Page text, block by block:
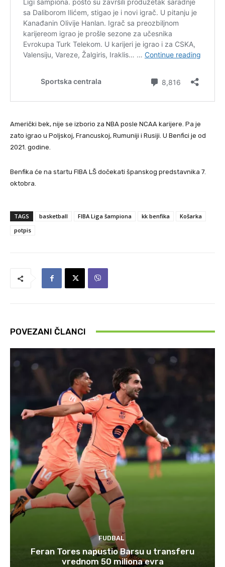
Američki bek, nije se izborio za NBA posle NCAA karijere. Pa je
zato igrao u Poljskoj, Francuskoj, Rumuniji i Rusiji. U Benfici je od
2021. godine.
Benfika će na startu FIBA LŠ dočekati španskog predstavnika 7.
oktobra.
TAGS basketball FIBA Liga šampiona kk benfika
Košarka
potpis
POVEZANI ČLANCI
FUDBAL
Feran Tores napustio Barsu u transferu
vrednom 50 miliona evra